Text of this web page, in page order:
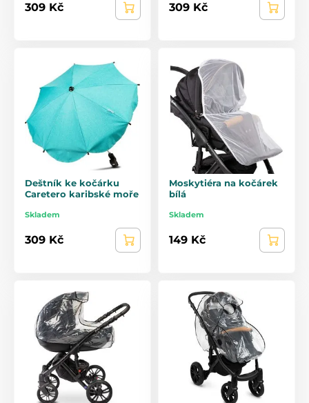
309 Kč 309 Kč
Deštník ke kočárku
Caretero karibské moře
Skladem
309 Kč
Moskytiéra na kočárek
bílá
Skladem
149 Kč